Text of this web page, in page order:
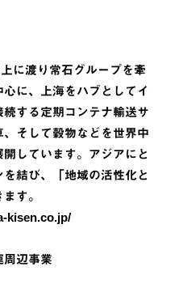
に渡り常石グループを牽
に、上海をハブとしてイ
する定期コンテナ輸送サ
そして穀物などを世界中
しています。アジアにと
結び、「地域の活性化と
す。
kisen.co.jp/
周辺事業